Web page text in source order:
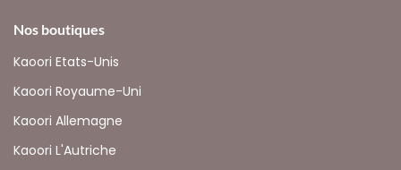
Nos boutiques
Kaoori Etats-Unis
Kaoori Royaume-Uni
Kaoori Allemagne
Kaoori L'Autriche